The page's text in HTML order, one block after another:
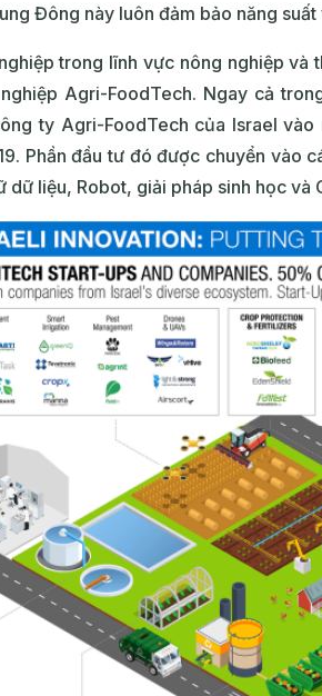
Đông này luôn đảm bảo năng
trong lĩnh vực nông nghiệp và
Agri-FoodTech. Ngay cả
ty Agri-FoodTech của Israel
Phần đầu tư đó được chuyển vào
dữ liệu, Robot, giải pháp sinh học và